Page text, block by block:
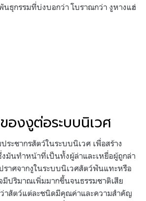
นธุกรรมที่บ่งบอกว่า โบราณกว่า งูหางแฮ่
งงูต่อระบบนิเวศ
ะชากรสัตว์ในระบบนิเวศ เพื่อสร้าง
มันทำหน้าที่เป็นทั้งผู้ล่าและเหยื่อผู้ถูกล่า
ราศจากงูในระบบนิเวศสัตว์ฟันแทะหรือ
มีปริมาณเพิ่มมากขึ้นจนธรรมชาติเสีย
าสัตว์แต่ละชนิดมีคุณค่าและความสำคัญ